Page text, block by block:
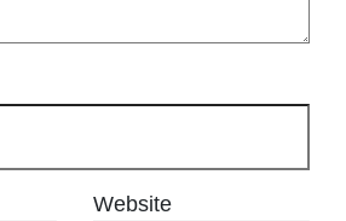
Website